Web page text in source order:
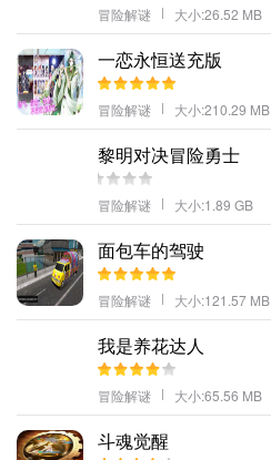
冒险解谜 大小:26.52 MB
一恋永恒送充版
冒险解谜 大小:210.29 MB
黎明对决冒险勇士
冒险解谜 大小:1.89 GB
面包车的驾驶
冒险解谜 大小:121.57 MB
我是养花达人
冒险解谜 大小:65.56 MB
斗魂觉醒